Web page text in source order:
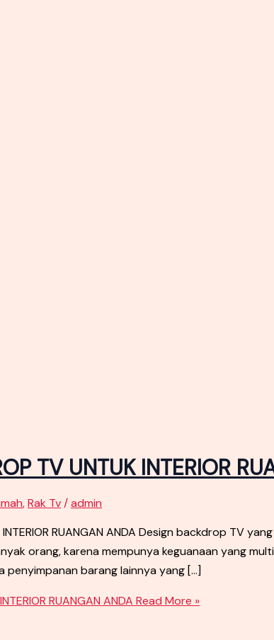
TV UNTUK INTERIOR
,Rak Tv/admin
INTERIOR RUANGAN ANDA Design backdrop
orang, karena mempunya keguanaan yang
penyimpanan barang lainnya yang […]
RUANGAN ANDA Read More »